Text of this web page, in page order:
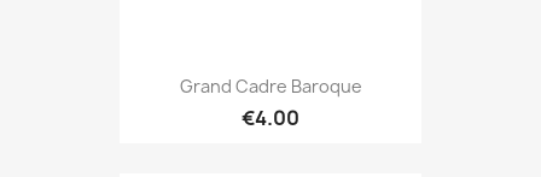
Grand Cadre Baroque
€4.00